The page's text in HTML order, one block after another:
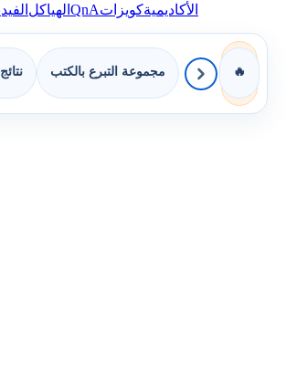
الأكاديميةكويزاتQnAالهياكل
🔥 مجموعة التبرع بالكتب